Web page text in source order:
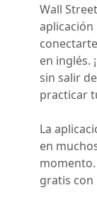
Wall
aplicación
en inglés.
sin salir
practicar
La
en
gratis con